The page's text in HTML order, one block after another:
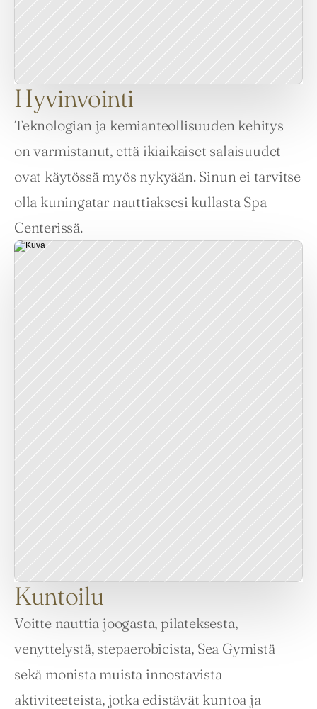
Hyvinvointi
Teknologian ja kemianteollisuuden kehitys
on varmistanut, että ikiaikaiset salaisuudet
ovat käytössä myös nykyään. Sinun ei tarvitse
olla kuningatar nauttiaksesi kullasta Spa
Centerissä.
Kuntoilu
Voitte nauttia joogasta, pilateksesta,
venyttelystä, stepaerobicista, Sea Gymistä
sekä monista muista innostavista
aktiviteeteista, jotka edistävät kuntoa ja